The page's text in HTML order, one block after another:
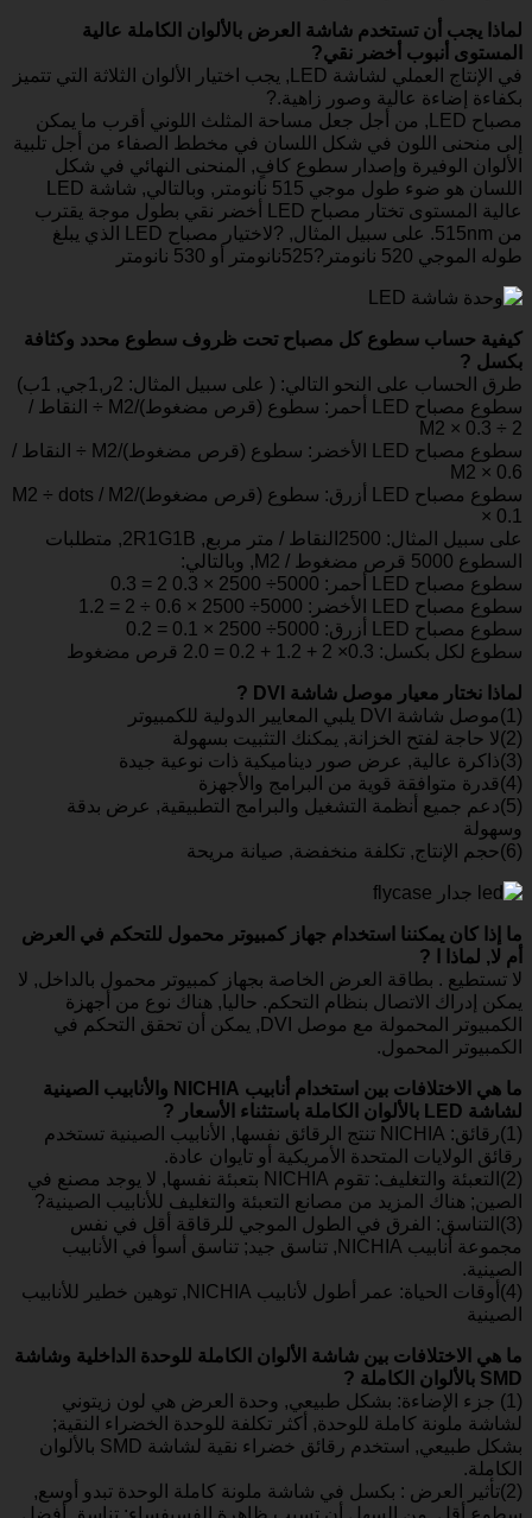
لماذا يجب أن تستخدم شاشة العرض بالألوان الكاملة عالية
المستوى أنبوب أخضر نقي?
في الإنتاج العملي لشاشة LED, يجب اختيار الألوان الثلاثة التي تتميز
بكفاءة إضاءة عالية وصور زاهية.?
مصباح LED, من أجل جعل مساحة المثلث اللوني أقرب ما يمكن
إلى منحنى اللون في شكل اللسان في مخطط الصفاء من أجل تلبية
الألوان الوفيرة وإصدار سطوع كافٍ, المنحنى النهائي في شكل
اللسان هو ضوء طول موجي 515 نانومتر, وبالتالي, شاشة LED
عالية المستوى تختار مصباح LED أخضر نقي بطول موجة يقترب
من 515nm. على سبيل المثال, ?لاختيار مصباح LED الذي يبلغ
طوله الموجي 520 نانومتر?525نانومتر أو 530 نانومتر
كيفية حساب سطوع كل مصباح تحت ظروف سطوع محدد وكثافة
بكسل ?
طرق الحساب على النحو التالي: ( على سبيل المثال: 2ر,1جي, 1ب)
سطوع مصباح LED أحمر: سطوع (قرص مضغوط)/M2 ÷ النقاط /
M2 × 0.3 ÷ 2
سطوع مصباح LED الأخضر: سطوع (قرص مضغوط)/M2 ÷ النقاط /
M2 × 0.6
سطوع مصباح LED أزرق: سطوع (قرص مضغوط)/M2 ÷ dots / M2
× 0.1
على سبيل المثال: 2500النقاط / متر مربع, 2R1G1B, متطلبات
السطوع 5000 قرص مضغوط / M2, وبالتالي:
سطوع مصباح LED أحمر: 5000÷ 2500 × 0.3 2 = 0.3
سطوع مصباح LED الأخضر: 5000÷ 2500 × 0.6 ÷ 2 = 1.2
سطوع مصباح LED أزرق: 5000÷ 2500 × 0.1 = 0.2
سطوع لكل بكسل: 0.3× 2 + 1.2 + 0.2 = 2.0 قرص مضغوط
لماذا نختار معيار موصل شاشة DVI ?
(1)موصل شاشة DVI يلبي المعايير الدولية للكمبيوتر
(2)لا حاجة لفتح الخزانة, يمكنك التثبيت بسهولة
(3)ذاكرة عالية, عرض صور ديناميكية ذات نوعية جيدة
(4)قدرة متوافقة قوية من البرامج والأجهزة
(5)دعم جميع أنظمة التشغيل والبرامج التطبيقية, عرض بدقة
وسهولة
(6)حجم الإنتاج, تكلفة منخفضة, صيانة مريحة
ما إذا كان يمكننا استخدام جهاز كمبيوتر محمول للتحكم في العرض
أم لا, لماذا ا ?
لا تستطيع . بطاقة العرض الخاصة بجهاز كمبيوتر محمول بالداخل, لا
يمكن إدراك الاتصال بنظام التحكم. حاليا, هناك نوع من أجهزة
الكمبيوتر المحمولة مع موصل DVI, يمكن أن تحقق التحكم في
الكمبيوتر المحمول.
ما هي الاختلافات بين استخدام أنابيب NICHIA والأنابيب الصينية
لشاشة LED بالألوان الكاملة باستثناء الأسعار ?
(1)رقائق: NICHIA تنتج الرقائق نفسها, الأنابيب الصينية تستخدم
رقائق الولايات المتحدة الأمريكية أو تايوان عادة.
(2)التعبئة والتغليف: تقوم NICHIA بتعبئة نفسها, لا يوجد مصنع في
الصين; هناك المزيد من مصانع التعبئة والتغليف للأنابيب الصينية?
(3)التناسق: الفرق في الطول الموجي للرقاقة أقل في نفس
مجموعة أنابيب NICHIA, تناسق جيد; تناسق أسوأ في الأنابيب
الصينية.
(4)أوقات الحياة: عمر أطول لأنابيب NICHIA, توهين خطير للأنابيب
الصينية
ما هي الاختلافات بين شاشة الألوان الكاملة للوحدة الداخلية وشاشة
SMD بالألوان الكاملة ?
(1) جزء الإضاءة: بشكل طبيعي, وحدة العرض هي لون زيتوني
لشاشة ملونة كاملة للوحدة, أكثر تكلفة للوحدة الخضراء النقية;
بشكل طبيعي, استخدم رقائق خضراء نقية لشاشة SMD بالألوان
الكاملة.
(2)تأثير العرض : بكسل في شاشة ملونة كاملة الوحدة تبدو أوسع,
سطوع أقل, من السهل أن تسبب ظاهرة الفسيفساء; تناسق أفضل